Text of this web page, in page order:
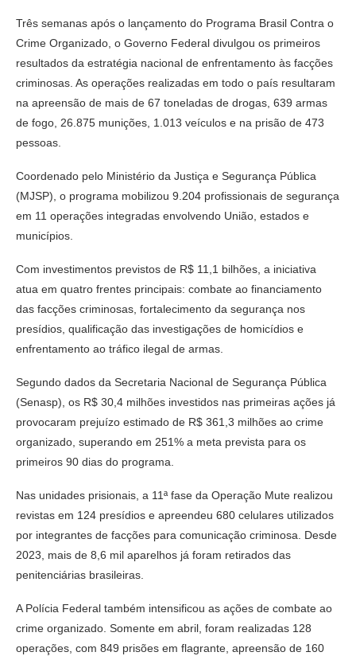
Três semanas após o lançamento do Programa Brasil Contra o
Crime Organizado, o Governo Federal divulgou os primeiros
resultados da estratégia nacional de enfrentamento às facções
criminosas. As operações realizadas em todo o país resultaram
na apreensão de mais de 67 toneladas de drogas, 639 armas
de fogo, 26.875 munições, 1.013 veículos e na prisão de 473
pessoas.
Coordenado pelo Ministério da Justiça e Segurança Pública
(MJSP), o programa mobilizou 9.204 profissionais de segurança
em 11 operações integradas envolvendo União, estados e
municípios.
Com investimentos previstos de R$ 11,1 bilhões, a iniciativa
atua em quatro frentes principais: combate ao financiamento
das facções criminosas, fortalecimento da segurança nos
presídios, qualificação das investigações de homicídios e
enfrentamento ao tráfico ilegal de armas.
Segundo dados da Secretaria Nacional de Segurança Pública
(Senasp), os R$ 30,4 milhões investidos nas primeiras ações já
provocaram prejuízo estimado de R$ 361,3 milhões ao crime
organizado, superando em 251% a meta prevista para os
primeiros 90 dias do programa.
Nas unidades prisionais, a 11ª fase da Operação Mute realizou
revistas em 124 presídios e apreendeu 680 celulares utilizados
por integrantes de facções para comunicação criminosa. Desde
2023, mais de 8,6 mil aparelhos já foram retirados das
penitenciárias brasileiras.
A Polícia Federal também intensificou as ações de combate ao
crime organizado. Somente em abril, foram realizadas 128
operações, com 849 prisões em flagrante, apreensão de 160